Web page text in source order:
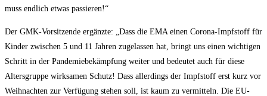
muss end­lich etwas passieren!“
Der GMK-Vor­sit­zen­de ergänz­te: „Dass die EMA einen Coro­na-Impf­stoff für
Kin­der zwi­schen 5 und 11 Jah­ren zuge­las­sen hat, bringt uns einen wich­ti­gen
Schritt in der Pan­de­mie­be­kämp­fung wei­ter und bedeu­tet auch für die­se
Alters­grup­pe wirk­sa­men Schutz! Dass aller­dings der Impf­stoff erst kurz vor
Weih­nach­ten zur Ver­fü­gung ste­hen soll, ist kaum zu ver­mit­teln. Die EU-